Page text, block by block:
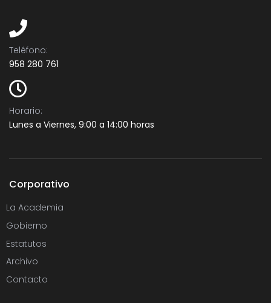
Teléfono:​
958 280 761
Horario:
Lunes a Viernes, 9:00 a 14:00 horas
Corporativo
La Academia
Gobierno
Estatutos
Archivo
Contacto